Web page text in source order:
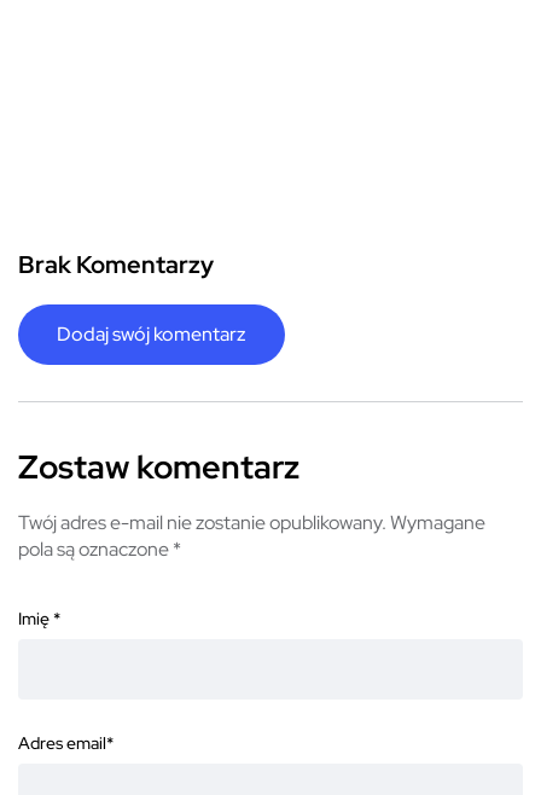
Brak Komentarzy
Dodaj swój komentarz
Zostaw komentarz
Twój adres e-mail nie zostanie opublikowany.Wymagane
pola są oznaczone*
Imię *
Adres email*